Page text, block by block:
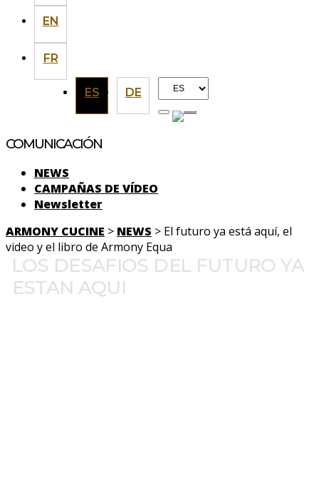
EN
FR
ES DE
Elegir
un
idioma
COMUNICACIÓN
NEWS
CAMPAÑAS DE VÍDEO
Newsletter
ARMONY CUCINE > NEWS > El futuro ya está aquí, el
video y el libro de Armony Equa
LOS DESAFIOS DEL FUTURO YA
ESTAN AQUI